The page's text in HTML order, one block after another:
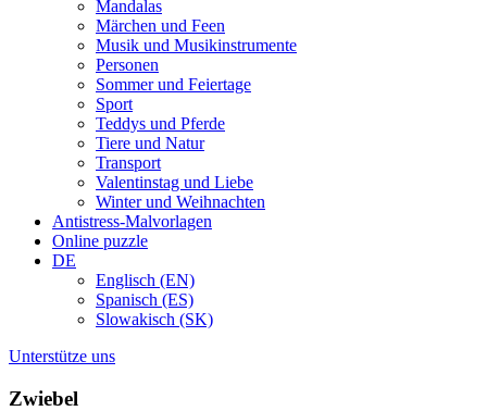
Mandalas
Märchen und Feen
Musik und Musikinstrumente
Personen
Sommer und Feiertage
Sport
Teddys und Pferde
Tiere und Natur
Transport
Valentinstag und Liebe
Winter und Weihnachten
Antistress-Malvorlagen
Online puzzle
DE
Englisch (EN)
Spanisch (ES)
Slowakisch (SK)
Unterstütze uns
Zwiebel